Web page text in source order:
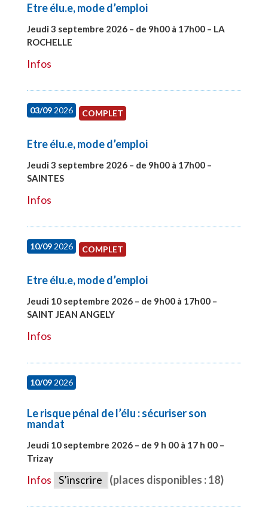
Etre élu.e, mode d’emploi
Jeudi 3 septembre 2026 – de 9h00 à 17h00 – LA
ROCHELLE
Infos
03/092026 COMPLET
Etre élu.e, mode d’emploi
Jeudi 3 septembre 2026 – de 9h00 à 17h00 –
SAINTES
Infos
10/092026 COMPLET
Etre élu.e, mode d’emploi
Jeudi 10 septembre 2026 – de 9h00 à 17h00 –
SAINT JEAN ANGELY
Infos
10/092026
Le risque pénal de l’élu : sécuriser son
mandat
Jeudi 10 septembre 2026 – de 9 h 00 à 17 h 00 –
Trizay
Infos S’inscrire (places disponibles : 18)